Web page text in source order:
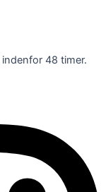
48 timer.